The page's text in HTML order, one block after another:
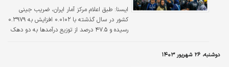
ايسنا: طبق اعلام مرکز آمار ایران، ضریب جینی
کشور در سال گذشته با ۰.۰۱۰۲ افزایش به ۰.۳۹۷۹
رسیده و ۴۷.۵ درصد از توزیع درآمدها به دو دهک
دوشنبه، ۲۶ شهریور ۱۴۰۳